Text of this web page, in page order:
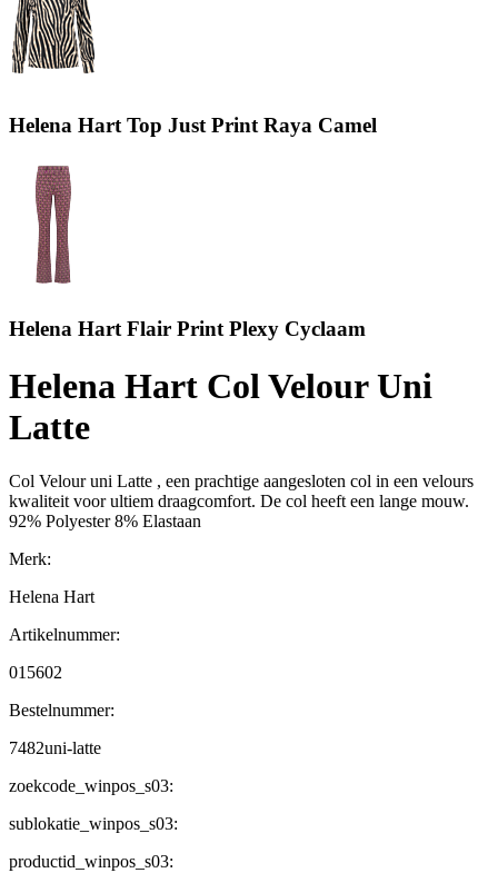
Helena Hart Top Just Print Raya Camel
Helena Hart Flair Print Plexy Cyclaam
Helena Hart Col Velour Uni
Latte
Col Velour uni Latte , een prachtige aangesloten col in een velours
kwaliteit voor ultiem draagcomfort. De col heeft een lange mouw.
92% Polyester 8% Elastaan
Merk:
Helena Hart
Artikelnummer:
015602
Bestelnummer:
7482uni-latte
zoekcode_winpos_s03:
sublokatie_winpos_s03:
productid_winpos_s03: